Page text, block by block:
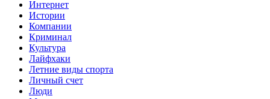
Интернет
Истории
Компании
Криминал
Культура
Лайфхаки
Летние виды спорта
Личный счет
Люди